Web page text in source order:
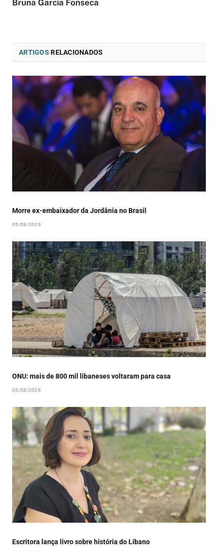
Bruna Garcia Fonseca
ARTIGOS RELACIONADOS
Morre ex-embaixador da Jordânia no Brasil
05/08/2026
ONU: mais de 800 mil libaneses voltaram para casa
05/08/2026
Escritora lança livro sobre história do Líbano